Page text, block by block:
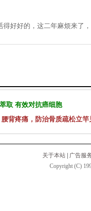
好好的，这二年麻烦来了
取 有效对抗癌细胞
背疼痛，防治骨质疏松立竿
关于本站 | 广告服
Copyright (C)